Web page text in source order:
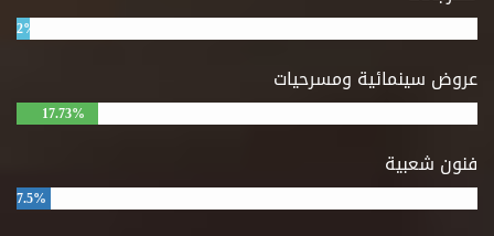
2%
عروض سينمائية ومسرحيات
17.73%
فنون شعبية
7.5%